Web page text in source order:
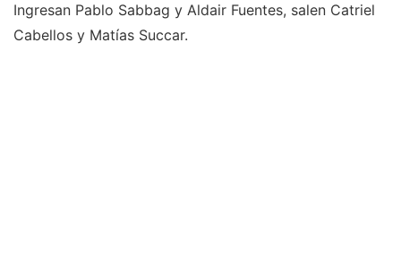
Ingresan Pablo Sabbag y Aldair Fuentes, salen Catriel
Cabellos y Matías Succar.